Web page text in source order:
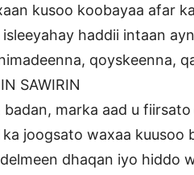
kusoo koobayaa afar
isleeyahay haddii intaan
qoyskeenna,
SAWIRIN
badan, marka aad u
ka joogsato waxaa kuusoo
dhaqan iyo hiddo